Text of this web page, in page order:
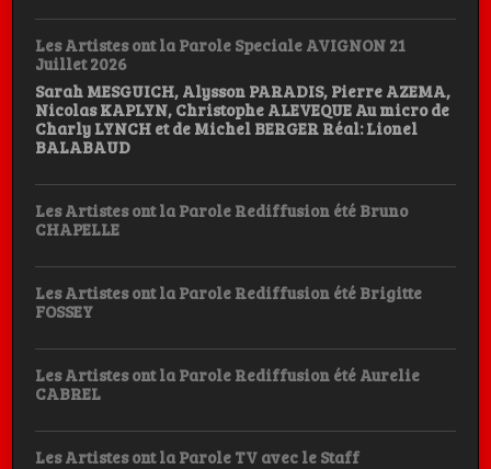
Les Artistes ont la Parole Speciale AVIGNON 21
Juillet 2026
Sarah MESGUICH, Alysson PARADIS, Pierre AZEMA,
Nicolas KAPLYN, Christophe ALEVEQUE Au micro de
Charly LYNCH et de Michel BERGER Réal: Lionel
BALABAUD
Les Artistes ont la Parole Rediffusion été Bruno
CHAPELLE
Les Artistes ont la Parole Rediffusion été Brigitte
FOSSEY
Les Artistes ont la Parole Rediffusion été Aurelie
CABREL
Les Artistes ont la Parole TV avec le Staff